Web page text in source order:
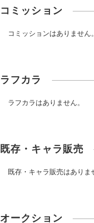
コミッション
コミッションはありません。
ラフカラ
ラフカラはありません。
既存・キャラ販売
既存・キャラ販売はありま
オークション